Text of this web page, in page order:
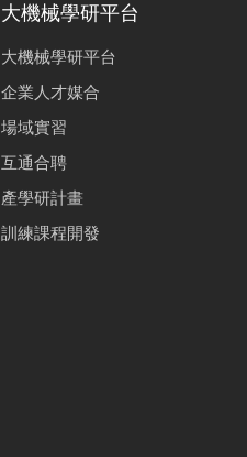
大機械學研平台
大機械學研平台
企業人才媒合
場域實習
互通合聘
產學研計畫
訓練課程開發